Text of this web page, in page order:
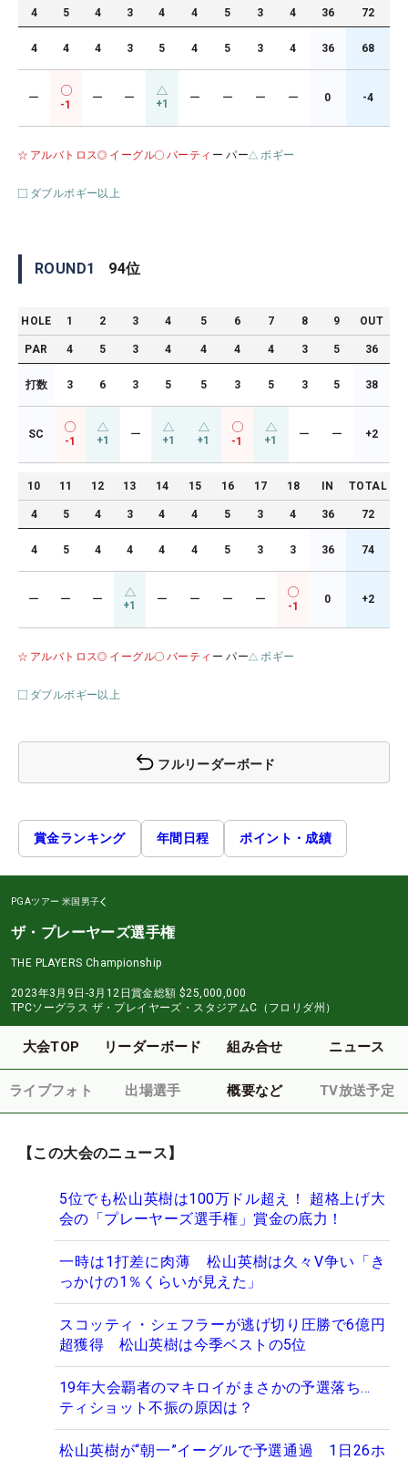
4 5 4 3 4 4 5 3 4 36 72
4 4 4 3 5 4 5 3 4 36 68
ー
-1
ー ー +1 ー ー ー ー 0 -4
アルバトロス イーグル バーティ ー パー ボギー
ダブルボギー以上
ROUND1 94位
HOLE 1 2 3 4 5 6 7 8 9 OUT
PAR 4 5 3 4 4 4 4 3 5 36
打数 3 6 3 5 5 3 5 3 5 38
SC
-1 +1 ー +1 +1 -1 +1 ー ー +2
10 11 12 13 14 15 16 17 18 IN TOTAL
4 5 4 3 4 4 5 3 4 36 72
4 5 4 4 4 4 5 3 3 36 74
ー ー ー +1 ー ー ー ー
-1
0 +2
アルバトロス イーグル バーティ ー パー ボギー
ダブルボギー以上
フルリーダーボード
賞金ランキング 年間日程 ポイント・成績
PGAツアー 米国男子
ザ・プレーヤーズ選手権
THE PLAYERS Championship
2023年3月9日-3月12日賞金総額 $25,000,000
TPCソーグラス ザ・プレイヤーズ・スタジアムC（フロリダ州）
大会TOP リーダーボード 組み合せ ニュース
ライブフォト 出場選手 概要など TV放送予定
【この大会のニュース】
5位でも松山英樹は100万ドル超え！ 超格上げ大
会の「プレーヤーズ選手権」賞金の底力！
一時は1打差に肉薄 松山英樹は久々V争い「き
っかけの1％くらいが見えた」
スコッティ・シェフラーが逃げ切り圧勝で6億円
超獲得 松山英樹は今季ベストの5位
19年大会覇者のマキロイがまさかの予選落ち…
ティショット不振の原因は？
松山英樹が“朝一”イーグルで予選通過 1日26ホ